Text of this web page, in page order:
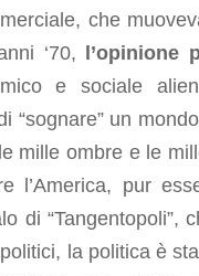
che
‘70,
l’opinione
e sociale
“sognare” un
mille ombre e le
l’America, pur
di “Tangentopoli”,
la politica è